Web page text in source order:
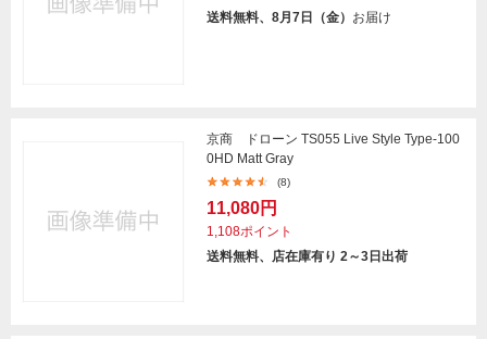
送料無料、8月7日（金） お届け
京商 ドローン TS055 Live Style Type-100
0HD Matt Gray
(8)
11,080円
1,108ポイント
送料無料、店在庫有り 2～3日出荷